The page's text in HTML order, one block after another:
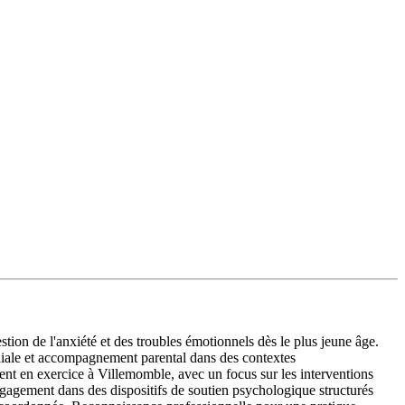
de l'anxiété et des troubles émotionnels dès le plus jeune âge.
et accompagnement parental dans des contextes
en exercice à Villemomble, avec un focus sur les interventions
dans des dispositifs de soutien psychologique structurés